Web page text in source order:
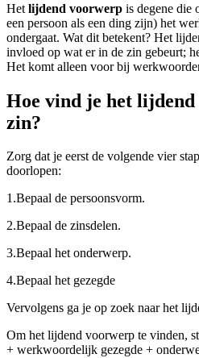
Het lijdend voorwerp is degene die
een persoon als een ding zijn) het
ondergaat. Wat dit betekent? Het
invloed op wat er in de zin gebeurt;
Het komt alleen voor bij
Hoe vind je het
zin?
Zorg dat je eerst de volgende vier
doorlopen:
1.Bepaal de persoonsvorm.
2.Bepaal de zinsdelen.
3.Bepaal het onderwerp.
4.Bepaal het gezegde
Vervolgens ga je op zoek naar het
Om het lijdend voorwerp te vinden,
+ werkwoordelijk gezegde +